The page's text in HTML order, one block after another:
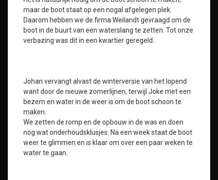
maar de boot staat op een nogal afgelegen plek.
Daarom hebben we de firma Weilandt gevraagd om de
boot in de buurt van een waterslang te zetten. Tot onze
verbazing was dit in een kwartier geregeld.
Johan vervangt alvast de winterversie van het lopend
want door de nieuwe zomerlijnen, terwijl Joke met een
bezem en water in de weer is om de boot schoon te
maken.
We zetten de romp en de opbouw in de was en doen
nog wat onderhoudsklusjes. Na een week staat de boot
weer te glimmen en is klaar om over een paar weken te
water te gaan.